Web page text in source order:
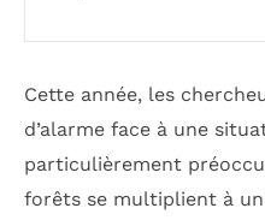
Cette année, les
d’alarme face à une
particulièrement
forêts se multiplient à